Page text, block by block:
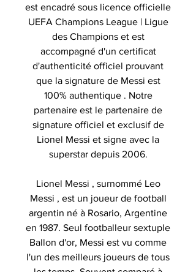
est encadré sous licence officielle
UEFA Champions League | Ligue
des Champions et est
accompagné d'un certificat
d'authenticité officiel prouvant
que la signature de Messi est
100% authentique . Notre
partenaire est le partenaire de
signature officiel et exclusif de
Lionel Messi et signe avec la
superstar depuis 2006.
Lionel Messi , surnommé Leo
Messi , est un joueur de football
argentin né à Rosario, Argentine
en 1987. Seul footballeur sextuple
Ballon d'or, Messi est vu comme
l'un des meilleurs joueurs de tous